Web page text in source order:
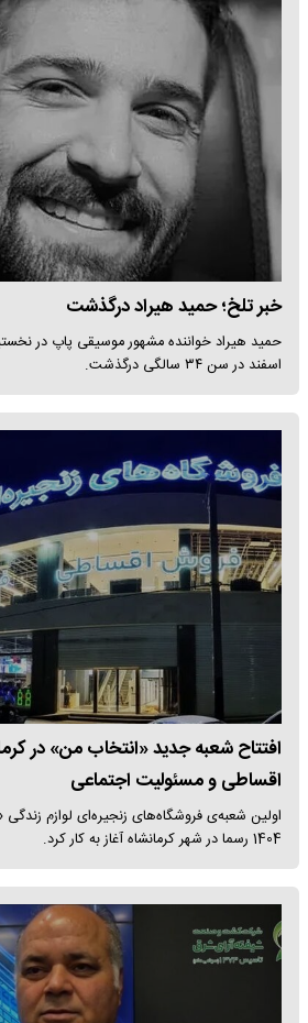
خبر تلخ؛ حمید هیراد درگذشت
اسفند در سن ۳۴ سالگی درگذشت.
افتتاح شعبه جدید «انتخاب من» در
اقساطی و مسئولیت اجتماعی
1404 رسما در شهر کرمانشاه آغاز به کار کرد.